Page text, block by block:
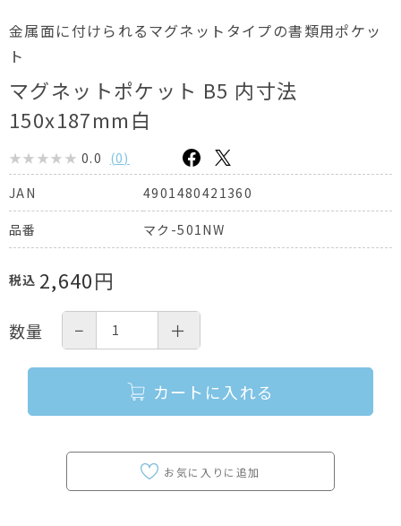
金属面に付けられるマグネットタイプの書類用ポケッ
ト
マグネットポケット B5 内寸法
150x187mm白
0.0 (0)
JAN
4901480421360
品番 マク-501NW
税込 2,640円
数量 − ＋
カートに入れる